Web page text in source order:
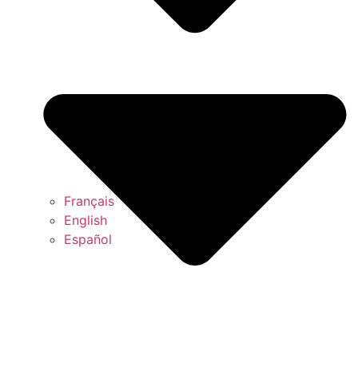
Français
English
Español